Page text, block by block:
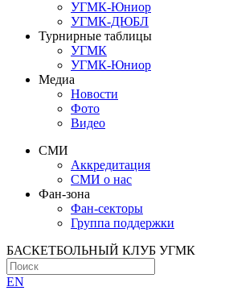
УГМК-Юниор
УГМК-ДЮБЛ
Турнирные таблицы
УГМК
УГМК-Юниор
Медиа
Новости
Фото
Видео
СМИ
Аккредитация
СМИ о нас
Фан-зона
Фан-секторы
Группа поддержки
БАСКЕТБОЛЬНЫЙ КЛУБ УГМК
EN